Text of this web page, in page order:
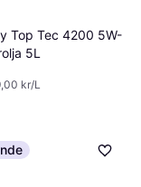
Top Tec 4200 5W-
5L
kr/L